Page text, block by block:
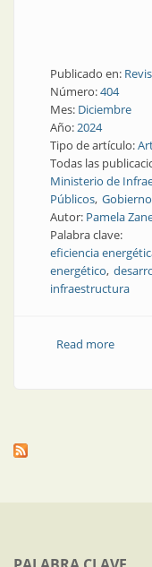
Publicado en:
Número:404
Mes: Diciembre
Año:2024
Tipo de artículo:
Todas las
Ministerio de
Públicos
Autor: Pamela
Palabra clave:
eficiencia
energético
infraestructura
Read moreabout